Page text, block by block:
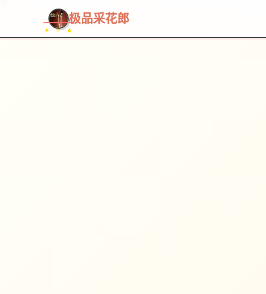
✦ ✧ ★
极品采花郎